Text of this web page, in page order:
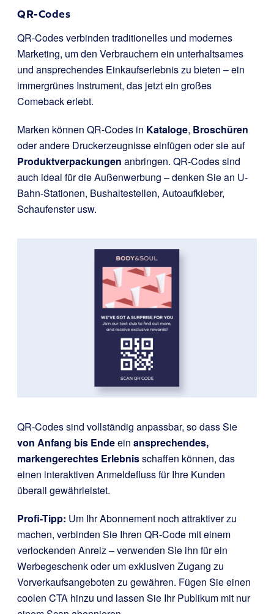
QR-Codes
QR-Codes verbinden traditionelles und modernes
Marketing, um den Verbrauchern ein unterhaltsames
und ansprechendes Einkaufserlebnis zu bieten – ein
immergrünes Instrument, das jetzt ein großes
Comeback erlebt.
Marken können QR-Codes in Kataloge, Broschüren
oder andere Druckerzeugnisse einfügen oder sie auf
Produktverpackungen anbringen. QR-Codes sind
auch ideal für die Außenwerbung – denken Sie an U-
Bahn-Stationen, Bushaltestellen, Autoaufkleber,
Schaufenster usw.
QR-Codes sind vollständig anpassbar, so dass Sie
von Anfang bis Endeein ansprechendes,
markengerechtes Erlebnisschaffen können, das
einen interaktiven Anmeldefluss für Ihre Kunden
überall gewährleistet.
Profi-Tipp: Um Ihr Abonnement noch attraktiver zu
machen, verbinden Sie Ihren QR-Code mit einem
verlockenden Anreiz – verwenden Sie ihn für ein
Werbegeschenk oder um exklusiven Zugang zu
Vorverkaufsangeboten zu gewähren. Fügen Sie einen
coolen CTA hinzu und lassen Sie Ihr Publikum mit nur